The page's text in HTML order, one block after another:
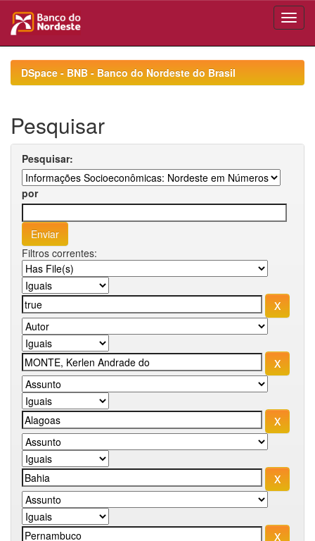
navigationDSpace - BNB - Banco do Nordeste do Brasil
Pesquisar
Pesquisar:
por
Filtros correntes: